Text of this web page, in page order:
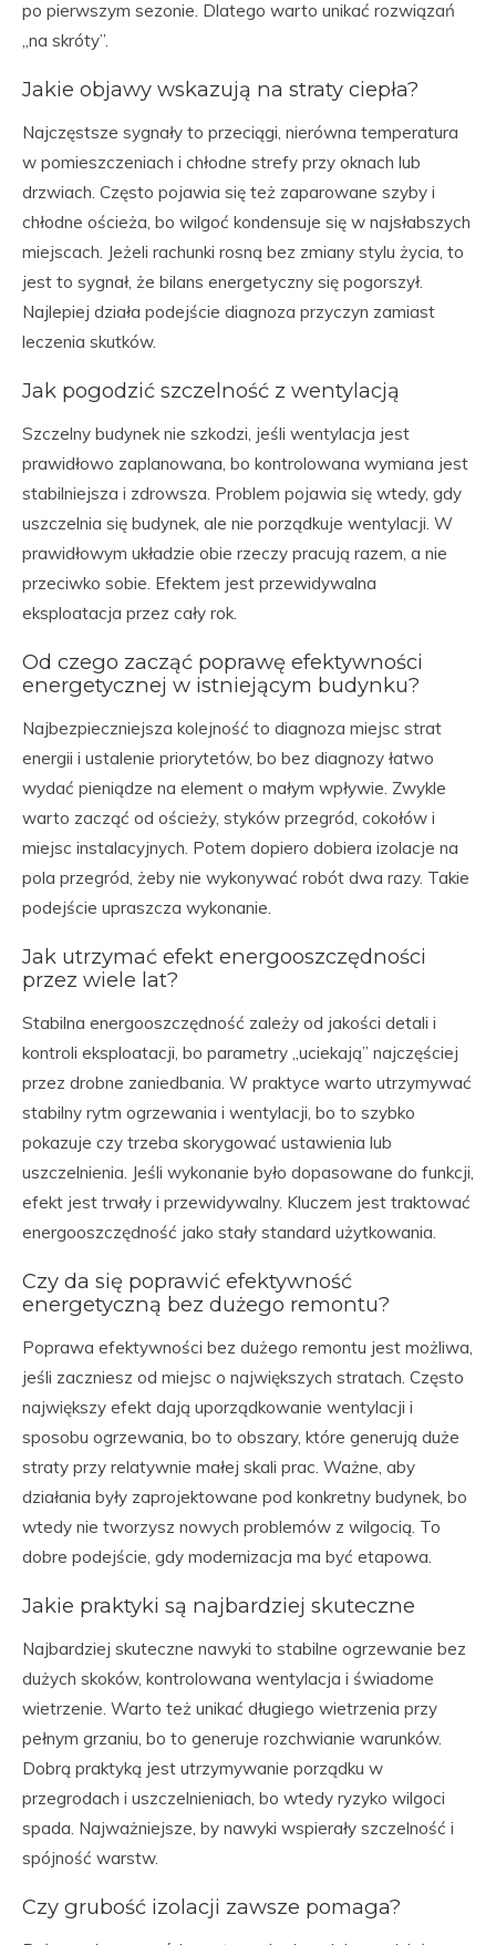
po pierwszym sezonie. Dlatego warto unikać rozwiązań
„na skróty”.
Jakie objawy wskazują na straty ciepła?
Najczęstsze sygnały to przeciągi, nierówna temperatura
w pomieszczeniach i chłodne strefy przy oknach lub
drzwiach. Często pojawia się też zaparowane szyby i
chłodne ościeża, bo wilgoć kondensuje się w najsłabszych
miejscach. Jeżeli rachunki rosną bez zmiany stylu życia, to
jest to sygnał, że bilans energetyczny się pogorszył.
Najlepiej działa podejście diagnoza przyczyn zamiast
leczenia skutków.
Jak pogodzić szczelność z wentylacją
Szczelny budynek nie szkodzi, jeśli wentylacja jest
prawidłowo zaplanowana, bo kontrolowana wymiana jest
stabilniejsza i zdrowsza. Problem pojawia się wtedy, gdy
uszczelnia się budynek, ale nie porządkuje wentylacji. W
prawidłowym układzie obie rzeczy pracują razem, a nie
przeciwko sobie. Efektem jest przewidywalna
eksploatacja przez cały rok.
Od czego zacząć poprawę efektywności
energetycznej w istniejącym budynku?
Najbezpieczniejsza kolejność to diagnoza miejsc strat
energii i ustalenie priorytetów, bo bez diagnozy łatwo
wydać pieniądze na element o małym wpływie. Zwykle
warto zacząć od ościeży, styków przegród, cokołów i
miejsc instalacyjnych. Potem dopiero dobiera izolacje na
pola przegród, żeby nie wykonywać robót dwa razy. Takie
podejście upraszcza wykonanie.
Jak utrzymać efekt energooszczędności
przez wiele lat?
Stabilna energooszczędność zależy od jakości detali i
kontroli eksploatacji, bo parametry „uciekają” najczęściej
przez drobne zaniedbania. W praktyce warto utrzymywać
stabilny rytm ogrzewania i wentylacji, bo to szybko
pokazuje czy trzeba skorygować ustawienia lub
uszczelnienia. Jeśli wykonanie było dopasowane do funkcji,
efekt jest trwały i przewidywalny. Kluczem jest traktować
energooszczędność jako stały standard użytkowania.
Czy da się poprawić efektywność
energetyczną bez dużego remontu?
Poprawa efektywności bez dużego remontu jest możliwa,
jeśli zaczniesz od miejsc o największych stratach. Często
największy efekt dają uporządkowanie wentylacji i
sposobu ogrzewania, bo to obszary, które generują duże
straty przy relatywnie małej skali prac. Ważne, aby
działania były zaprojektowane pod konkretny budynek, bo
wtedy nie tworzysz nowych problemów z wilgocią. To
dobre podejście, gdy modernizacja ma być etapowa.
Jakie praktyki są najbardziej skuteczne
Najbardziej skuteczne nawyki to stabilne ogrzewanie bez
dużych skoków, kontrolowana wentylacja i świadome
wietrzenie. Warto też unikać długiego wietrzenia przy
pełnym grzaniu, bo to generuje rozchwianie warunków.
Dobrą praktyką jest utrzymywanie porządku w
przegrodach i uszczelnieniach, bo wtedy ryzyko wilgoci
spada. Najważniejsze, by nawyki wspierały szczelność i
spójność warstw.
Czy grubość izolacji zawsze pomaga?